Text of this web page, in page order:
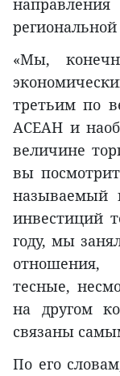
«Мы,
третьим по
АСЕАН и
величине
вы
называемый
инвестиций
году, мы
тесные,
на другом
связаны
По его